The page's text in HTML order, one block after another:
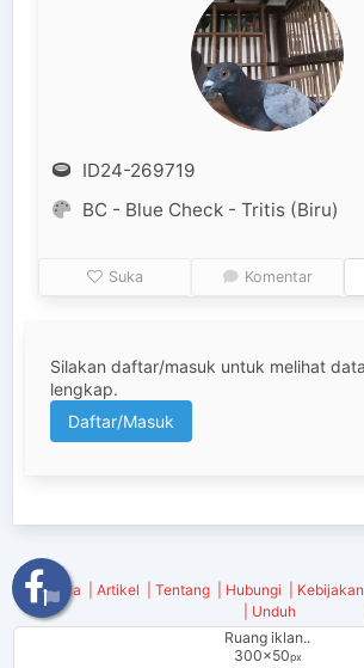
ID24-269719
BC - Blue Check - Tritis (Biru)
Suka Komentar
Silakan daftar/masuk untuk melihat
lengkap.
Daftar/Masuk
Beranda Artikel Tentang Hubungi
Unduh
2020 - 2026 © MerpatiID.
Templat olehBulma Templates
Ruang iklan..
300x50px